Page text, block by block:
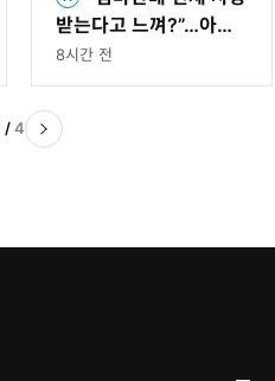
받는다고 느껴?”…아이
의 대답 담는 영상 공모
전
8시간 전
/4